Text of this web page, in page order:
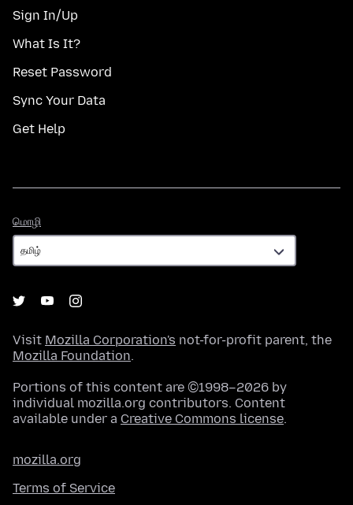
Sign In/Up
What Is It?
Reset Password
Sync Your Data
Get Help
மொழி
Visit Mozilla Corporation's not-for-profit parent, the
Mozilla Foundation.
Portions of this content are ©1998–2026 by
individual mozilla.org contributors. Content
available under a Creative Commons license.
mozilla.org
Terms of Service